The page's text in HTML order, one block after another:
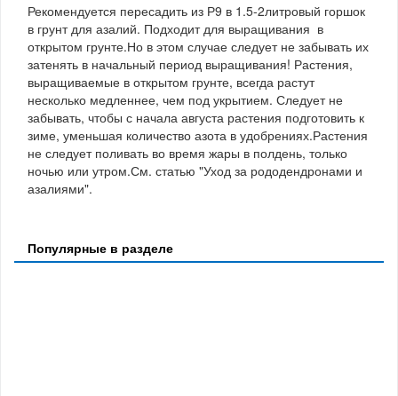
Рекомендуется пересадить из Р9 в 1.5-2литровый горшок
в грунт для азалий. Подходит для выращивания в
открытом грунте.Но в этом случае следует не забывать их
затенять в начальный период выращивания! Растения,
выращиваемые в открытом грунте, всегда растут
несколько медленнее, чем под укрытием. Следует не
забывать, чтобы с начала августа растения подготовить к
зиме, уменьшая количество азота в удобрениях.Растения
не следует поливать во время жары в полдень, только
ночью или утром.См. статью "Уход за рододендронами и
азалиями".
Популярные в разделе